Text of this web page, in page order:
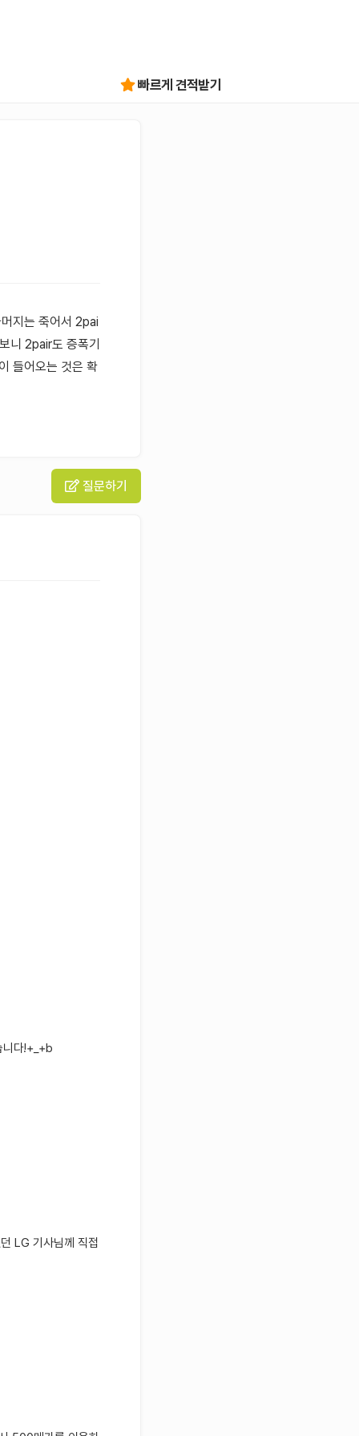
빠르게 견적받기
지는 죽어서 2pai
니 2pair도 증폭기
들어오는 것은 확
질문하기
다!+_+b
LG 기사님께 직접